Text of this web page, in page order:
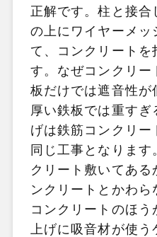
正解です。柱と接合
の上にワイヤーメッ
て、コンクリート
す。なぜコンクリー
板だけでは遮音性が
厚い鉄板では重すぎ
げは鉄筋コンクリ
同じ工事となりま
クリート敷いてある
ンクリートとかわ
コンクリートのほ
上げに吸音材が使う